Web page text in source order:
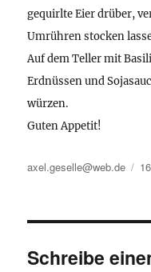
gequirlte Eier drüber,
Umrühren stocken
Auf dem Teller mit
Erdnüssen und
würzen.
Guten Appetit!
Autor
axel.geselle@web.de
Schreibe